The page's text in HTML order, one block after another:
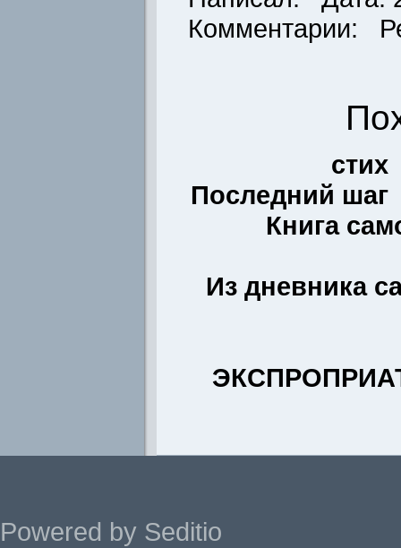
Комментарии:
стих
Последний шаг
Книга
Из дневника
Powered by Seditio